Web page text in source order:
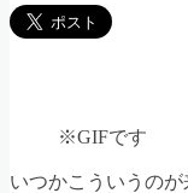
※GIFです
いつかこういうのが